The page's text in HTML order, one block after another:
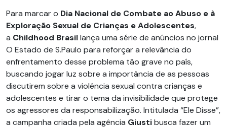
Para marcar o Dia Nacional de Combate ao Abuso e à
Exploração Sexual de Crianças e Adolescentes,
a Childhood Brasillança uma série de anúncios no jornal
O Estado de S.Paulo para reforçar a relevância do
enfrentamento desse problema tão grave no país,
buscando jogar luz sobre a importância de as pessoas
discutirem sobre a violência sexual contra crianças e
adolescentes e tirar o tema da invisibilidade que protege
os agressores da responsabilização. Intitulada “Ele Disse”,
a campanha criada pela agência Giustibusca fazer um